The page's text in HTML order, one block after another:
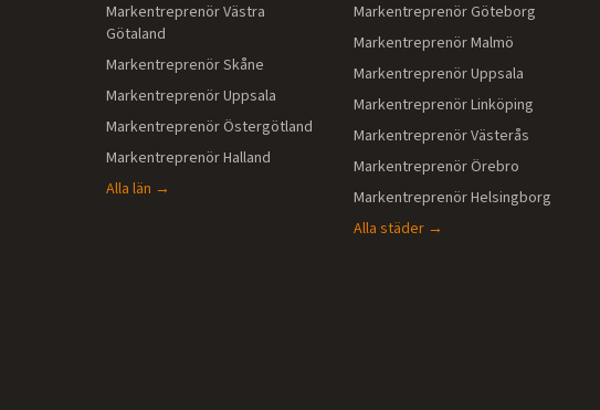
MarkentreprenörVästra
Götaland
MarkentreprenörSkåne
MarkentreprenörUppsala
MarkentreprenörÖstergötland
MarkentreprenörHalland
Alla län →
MarkentreprenörGöteborg
MarkentreprenörMalmö
MarkentreprenörUppsala
MarkentreprenörLinköping
MarkentreprenörVästerås
MarkentreprenörÖrebro
MarkentreprenörHelsingborg
Alla städer →